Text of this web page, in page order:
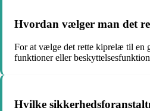
Hvordan vælger man det
For at vælge det rette kiprelæ til en
funktioner eller
Hvilke